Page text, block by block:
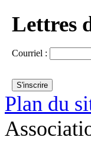
Lettres
Courriel :
Plan du